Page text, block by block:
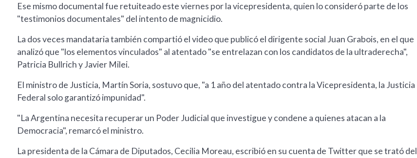
Ese mismo documental fue retuiteado este viernes por la vicepresidenta, quien lo consideró parte de los
"testimonios documentales" del intento de magnicidio.
La dos veces mandataria también compartió el video que publicó el dirigente social Juan Grabois, en el que
analizó que "los elementos vinculados" al atentado "se entrelazan con los candidatos de la ultraderecha",
Patricia Bullrich y Javier Milei.
El ministro de Justicia, Martín Soria, sostuvo que, "a 1 año del atentado contra la Vicepresidenta, la Justicia
Federal solo garantizó impunidad".
"La Argentina necesita recuperar un Poder Judicial que investigue y condene a quienes atacan a la
Democracia", remarcó el ministro.
La presidenta de la Cámara de Diputados, Cecilia Moreau, escribió en su cuenta de Twitter que se trató del